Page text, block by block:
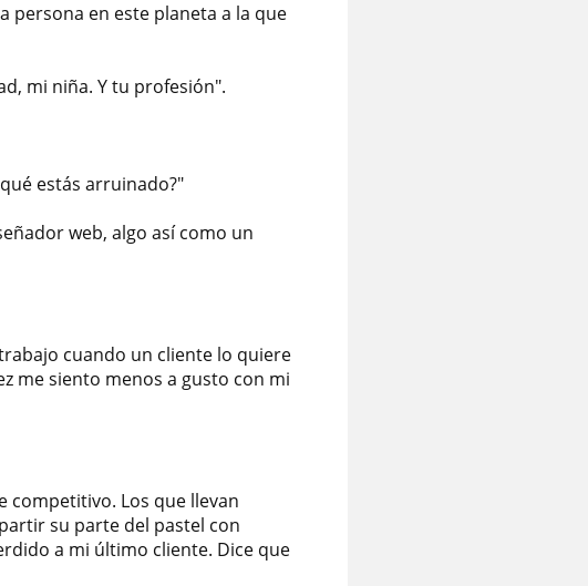
persona en este planeta a la que
mi niña. Y tu profesión".
estás arruinado?"
web, algo así como un
cuando un cliente lo quiere
me siento menos a gusto con mi
competitivo. Los que llevan
su parte del pastel con
a mi último cliente. Dice que